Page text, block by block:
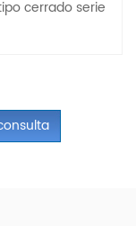
cerrado serie